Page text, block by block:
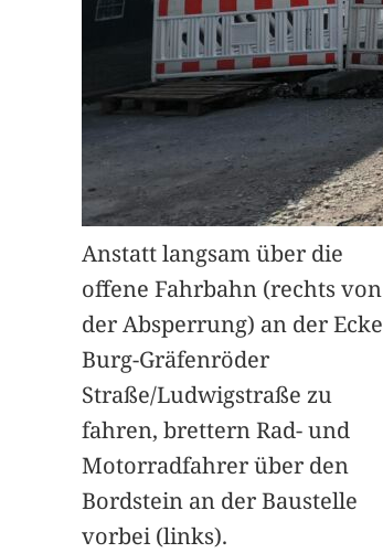
Anstatt langsam über die
offene Fahrbahn (rechts von
der Absperrung) an der Ecke
Burg-Gräfenröder
Straße/Ludwigstraße zu
fahren, brettern Rad- und
Motorradfahrer über den
Bordstein an der Baustelle
vorbei (links).